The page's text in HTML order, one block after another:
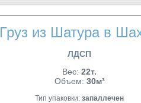
Груз из Шатура в
ЛДСП
Вес: 22т.
Объем: 30м³
Тип упаковки: запаллечен